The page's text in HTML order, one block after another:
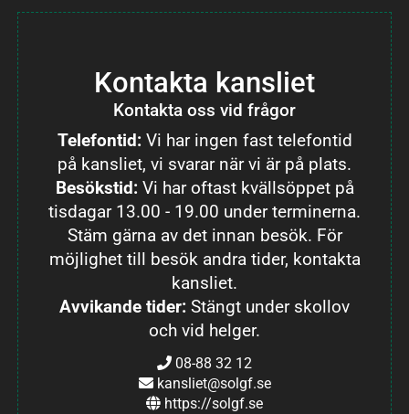
Kontakta kansliet
Kontakta oss vid frågor
Telefontid: Vi har ingen fast telefontid
på kansliet, vi svarar när vi är på plats.
Besökstid: Vi har oftast kvällsöppet på
tisdagar 13.00 - 19.00 under terminerna.
Stäm gärna av det innan besök. För
möjlighet till besök andra tider, kontakta
kansliet.
Avvikande tider: Stängt under skollov
och vid helger.
08-88 32 12
kansliet@solgf.se
https://solgf.se